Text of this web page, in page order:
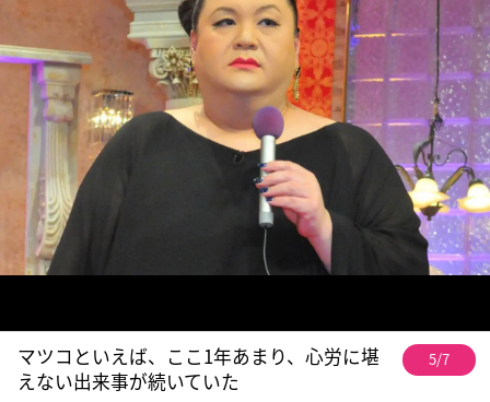
マツコといえば、ここ1年あまり、心労に堪
えない出来事が続いていた
5/7